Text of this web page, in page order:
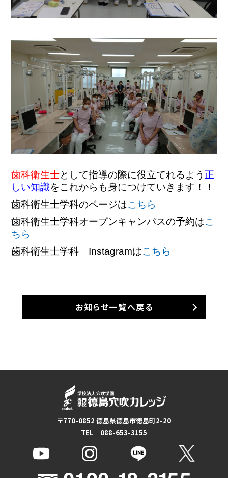
歯科衛生士として指導の際に役立てれるよう 正
しい知識をこれからも身につけていきます！！
歯科衛生士学科のページはこちら
歯科衛生士学科オープンキャンパスの予約はこ
ちら
歯科衛生士学科 Instagramはこちら
お知らせ一覧へ戻る
〒770-0852 徳島県徳島市徳島町2-20
TEL 088-653-3155